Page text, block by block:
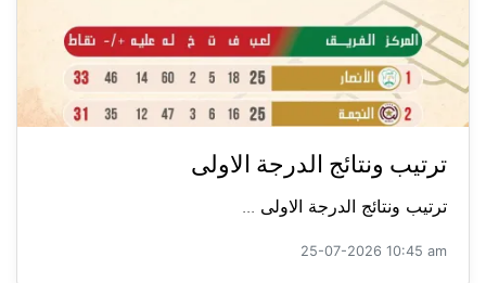
ترتيب ونتائج الدرجة الاولى
ترتيب ونتائج الدرجة الاولى ...
25-07-2026 10:45 am